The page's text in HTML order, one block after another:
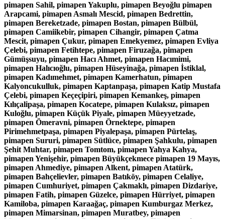
pimapen Sahil, pimapen Yakuplu, pimapen Beyoğlu pimapen
Arapcami, pimapen Asmalı Mescid, pimapen Bedrettin,
pimapen Bereketzade, pimapen Bostan, pimapen Bülbül,
pimapen Camiikebir, pimapen Cihangir, pimapen Çatma
Mescit, pimapen Çukur, pimapen Emekyemez, pimapen Evliya
Çelebi, pimapen Fetihtepe, pimapen Firuzağa, pimapen
Gümüşsuyu, pimapen Hacı Ahmet, pimapen Hacımimi,
pimapen Halıcıoğlu, pimapen Hüseyinağa, pimapen İstiklal,
pimapen Kadımehmet, pimapen Kamerhatun, pimapen
Kalyoncukulluk, pimapen Kaptanpaşa, pimapen Katip Mustafa
Çelebi, pimapen Keçeçipiri, pimapen Kemankeş, pimapen
Kılıçalipaşa, pimapen Kocatepe, pimapen Kulaksız, pimapen
Kuloğlu, pimapen Küçük Piyale, pimapen Müeyyetzade,
pimapen Ömeravni, pimapen Örnektepe, pimapen
Pirimehmetpaşa, pimapen Piyalepaşa, pimapen Pürtelaş,
pimapen Sururi, pimapen Sütlüce, pimapen Şahkulu, pimapen
Şehit Muhtar, pimapen Tomtom, pimapen Yahya Kahya,
pimapen Yenişehir, pimapen Büyükçekmece pimapen 19 Mayıs,
pimapen Ahmediye, pimapen Alkent, pimapen Atatürk,
pimapen Bahçelievler, pimapen Batıköy, pimapen Celaliye,
pimapen Cumhuriyet, pimapen Çakmaklı, pimapen Dizdariye,
pimapen Fatih, pimapen Güzelce, pimapen Hürriyet, pimapen
Kamiloba, pimapen Karaağaç, pimapen Kumburgaz Merkez,
pimapen Mimarsinan, pimapen Muratbey, pimapen